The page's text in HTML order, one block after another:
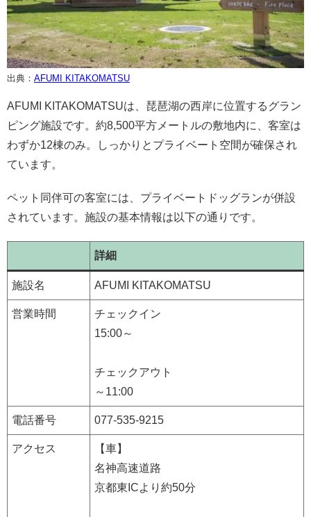
出典： AFUMI KITAKOMATSU
AFUMI KITAKOMATSUは、琵琶湖の西岸に位置するグラン
ピング施設です。約8,500平方メートルの敷地内に、客室は
わずか12棟のみ。しっかりとプライベート空間が確保され
ています。
ペット同伴可の客室には、プライベートドッグランが併設
されています。施設の基本情報は以下の通りです。
詳細
施設名 AFUMI KITAKOMATSU
営業時間
チェックイン
15:00～
チェックアウト
～11:00
電話番号 077-535-9215
アクセス
【車】
名神高速道路
京都東ICより約50分